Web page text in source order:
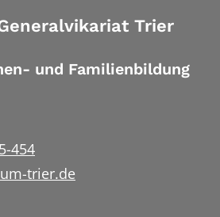
Trier
und Familienbildung
454
trier.de